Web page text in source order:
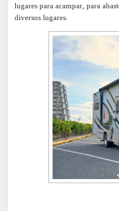
lugares para acampar, para
diversos lugares.